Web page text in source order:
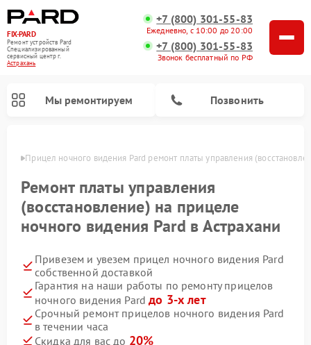
FIX-PARD
Ремонт устройств Pard
Специализированный
cервисный центр г.
Астрахань
+7 (800) 301-55-83
Ежедневно, с 10:00 до 20:00
+7 (800) 301-55-83
Звонок бесплатный по РФ
Мы ремонтируем Позвонить
Прицел ночного видения Pard ремонт платы управления
Ремонт платы управления
(восстановление) на прицеле
ночного видения Pard в Астрахани
Привезем и увезем прицел ночного видения Pard
собственной доставкой
Гарантия на наши работы по ремонту прицелов
ночного видения Pardдо 3-х лет
Срочный ремонт прицелов ночного видения Pard
в течении часа
Скидка для вас до 20%